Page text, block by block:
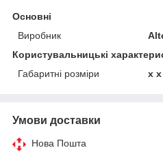
Основні
Виробник
Користувальницькі
Габаритні розміри
x x
Умови доставки
Нова Пошта